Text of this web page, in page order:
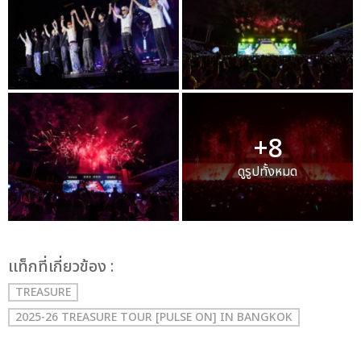
+8
ดูรูปทั้งหมด
เเท็กที่เกี่ยวข้อง :
TREASURE
2025-26 TREASURE TOUR [PULSE ON] IN BANGKOK